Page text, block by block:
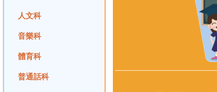
人文科
音樂科
體育科
普通話科